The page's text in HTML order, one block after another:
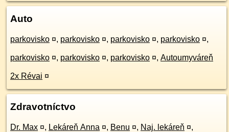
Auto
parkovisko ¤, parkovisko ¤, parkovisko ¤, parkovisko ¤,
parkovisko ¤, parkovisko ¤, parkovisko ¤, Autoumyváreň
2x Révai ¤
Zdravotníctvo
Dr. Max ¤, Lekáreň Anna ¤, Benu ¤, Naj. lekáreň ¤,